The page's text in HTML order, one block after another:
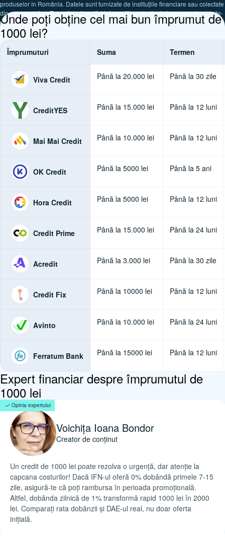
produselor în România. Datele sunt furnizate de instituțiile financiare sau colectate
din surse publice. Te rugăm să verifici informațiile actualizate în sucursale, pe site-
urile oficiale sau prin telefoanele companiilor prezentate.
Unde poți obține cel mai bun împrumut de
1000 lei?
Împrumuturi Suma Termen
Viva Credit Până la 20.000 lei ​ Până la 30 zile
CreditYES Până la 15.000 lei Până la 12 luni
Mai Mai Credit Până la 10.000 lei ​ Până la 12 luni
OK Credit Până la 5000 lei ​ Până la 5 ani
Hora Credit Până la 5000 lei Până la 12 luni
Credit Prime Până la 15.000 lei Până la 24 luni
Acredit Până la 3.000 lei Până la 30 zile
Credit Fix Până la 10000 lei Până la 12 luni
Avinto Până la 10.000 lei Până la 24 luni
Ferratum Bank Până la 15000 lei Până la 12 luni
Expert financiar despre împrumutul de
1000 lei
Opinia expertului
Voichița Ioana Bondor
Creator de conținut
Un credit de 1000 lei poate rezolva o urgență, dar atenție la
capcana costurilor! Dacă IFN-ul oferă 0% dobândă primele 7-15
zile, asigură-te că poți rambursa în perioada promoțională.
Altfel, dobânda zilnică de 1% transformă rapid 1000 lei în 2000
lei. Comparați rata dobânzii și DAE-ul real, nu doar oferta
inițială.